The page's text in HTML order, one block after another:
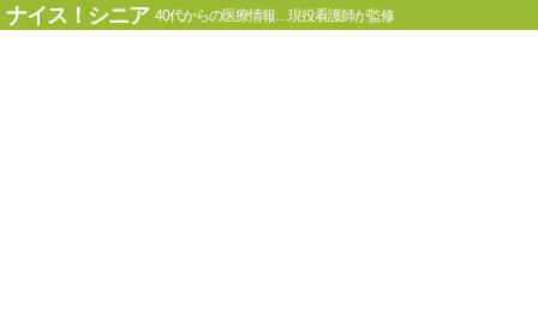
ナイス！シニア 40代からの医療情報…現役看護師が監修